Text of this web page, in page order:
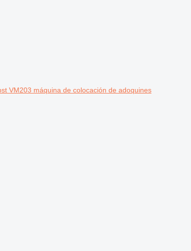
VM203 máquina de colocación de adoquines